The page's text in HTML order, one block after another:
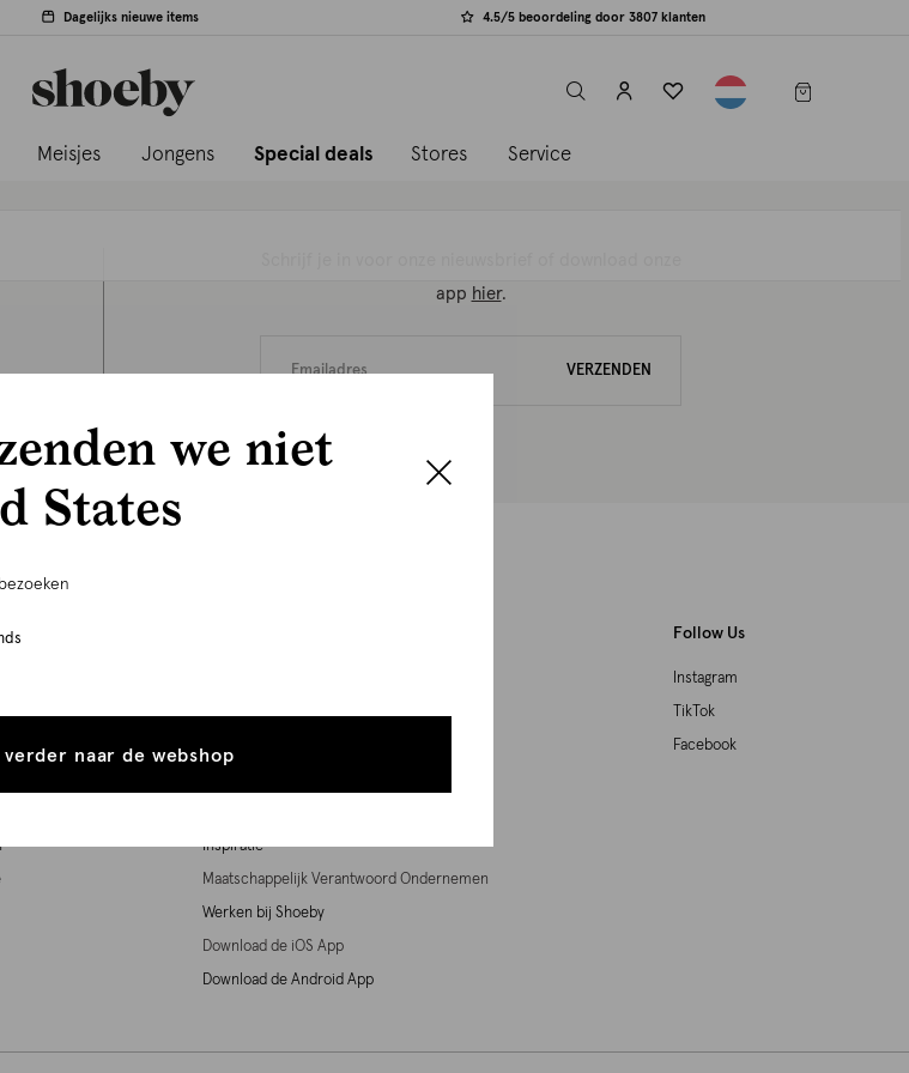
Dagelijks nieuwe items 4.5/5 beoordeling door 3807 klanten
label.header.toggle
Meisjes Jongens Special deals Stores Service
app hier.
VERZENDEN
Inspiratie
Maatschappelijk Verantwoord Ondernemen
Werken bij Shoeby
Download de iOS App
Download de Android App
Follow Us
Instagram
TikTok
Facebook
we niet
States
verder naar de webshop